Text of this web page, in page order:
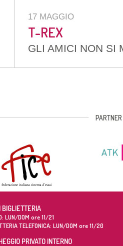
17 MAGGIO
T-REX
GLI AMICI NON SI
BIGLIETTERIA
LUN/DOM ore 11/21
TELEFONICA: LUN/DOM ore 11/20
PRIVATO INTERNO